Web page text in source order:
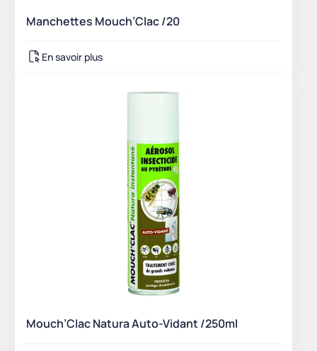
Manchettes Mouch’Clac /20
En savoir plus
Mouch’Clac Natura Auto-Vidant /250ml